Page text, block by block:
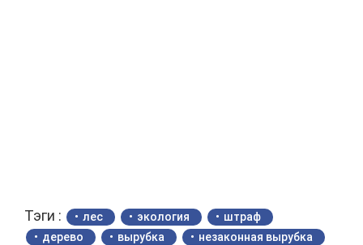
Тэги : лес экология
штраф
дерево
вырубка
незаконная вырубка